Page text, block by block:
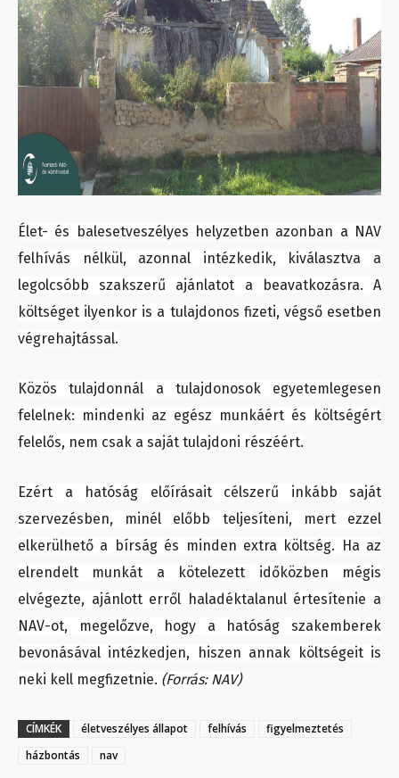
Élet- és balesetveszélyes helyzetben azonban a NAV
felhívás nélkül, azonnal intézkedik, kiválasztva a
legolcsóbb szakszerű ajánlatot a beavatkozásra. A
költséget ilyenkor is a tulajdonos fizeti, végső esetben
végrehajtással.
Közös tulajdonnál a tulajdonosok egyetemlegesen
felelnek: mindenki az egész munkáért és költségért
felelős, nem csak a saját tulajdoni részéért.
Ezért a hatóság előírásait célszerű inkább saját
szervezésben, minél előbb teljesíteni, mert ezzel
elkerülhető a bírság és minden extra költség. Ha az
elrendelt munkát a kötelezett időközben mégis
elvégezte, ajánlott erről haladéktalanul értesítenie a
NAV-ot, megelőzve, hogy a hatóság szakemberek
bevonásával intézkedjen, hiszen annak költségeit is
neki kell megfizetnie. (Forrás: NAV)
CÍMKÉK életveszélyes állapot felhívás
figyelmeztetés
házbontás
nav